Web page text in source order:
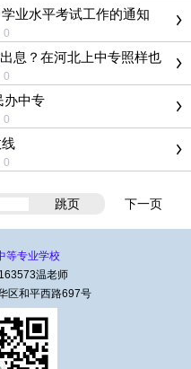
业水平考试工作的通知
息？在河北上中专照样也
办中专
跳页 下一页
等专业学校
温老师
区和平西路697号